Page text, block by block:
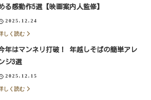
る感動作5選【映画案内人監修】
2025.12.24
しく読む
年はマンネリ打破！ 年越しそばの簡単アレ
ジ3選
2025.12.15
しく読む